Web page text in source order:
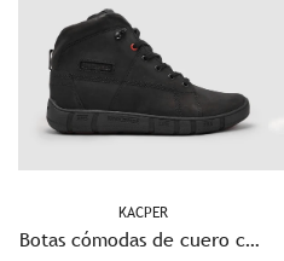
KACPER
Botas cómodas de cuero con